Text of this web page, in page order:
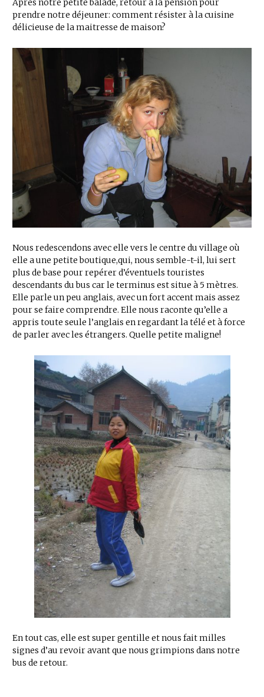
Après notre petite balade, retour à la pension pour
prendre notre déjeuner: comment résister à la cuisine
délicieuse de la maitresse de maison?
Nous redescendons avec elle vers le centre du village où
elle a une petite boutique,qui, nous semble-t-il, lui sert
plus de base pour repérer d’éventuels touristes
descendants du bus car le terminus est situe à 5 mètres.
Elle parle un peu anglais, avec un fort accent mais assez
pour se faire comprendre. Elle nous raconte qu’elle a
appris toute seule l’anglais en regardant la télé et à force
de parler avec les étrangers. Quelle petite maligne!
En tout cas, elle est super gentille et nous fait milles
signes d’au revoir avant que nous grimpions dans notre
bus de retour.